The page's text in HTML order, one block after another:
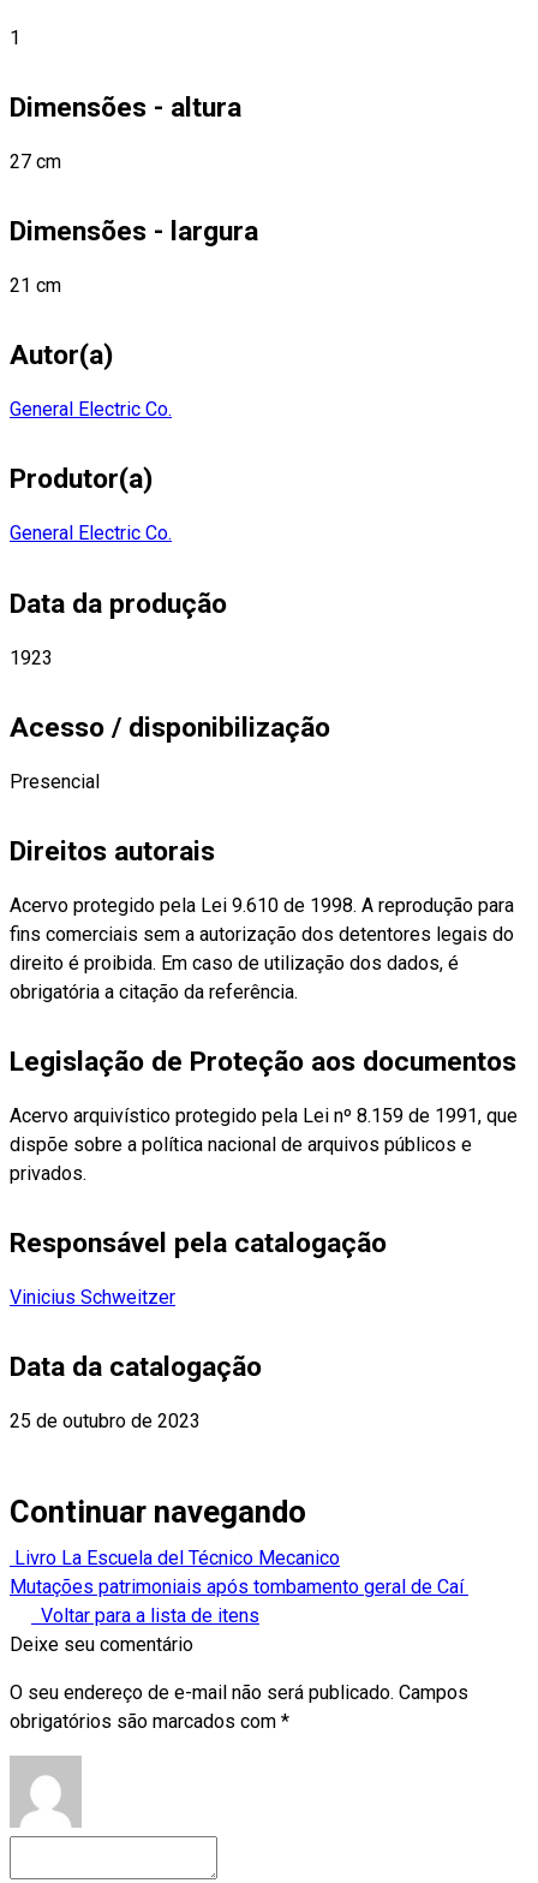
1
Dimensões - altura
27 cm
Dimensões - largura
21 cm
Autor(a)
General Electric Co.
Produtor(a)
General Electric Co.
Data da produção
1923
Acesso / disponibilização
Presencial
Direitos autorais
Acervo protegido pela Lei 9.610 de 1998. A reprodução para
fins comerciais sem a autorização dos detentores legais do
direito é proibida. Em caso de utilização dos dados, é
obrigatória a citação da referência.
Legislação de Proteção aos documentos
Acervo arquivístico protegido pela Lei nº 8.159 de 1991, que
dispõe sobre a política nacional de arquivos públicos e
privados.
Responsável pela catalogação
Vinicius Schweitzer
Data da catalogação
25 de outubro de 2023
Continuar navegando
Livro La Escuela del Técnico Mecanico
Mutações patrimoniais após tombamento geral de Caí
Voltar para a lista de itens
Deixe seu comentário
O seu endereço de e-mail não será publicado. Campos
obrigatórios são marcados com *